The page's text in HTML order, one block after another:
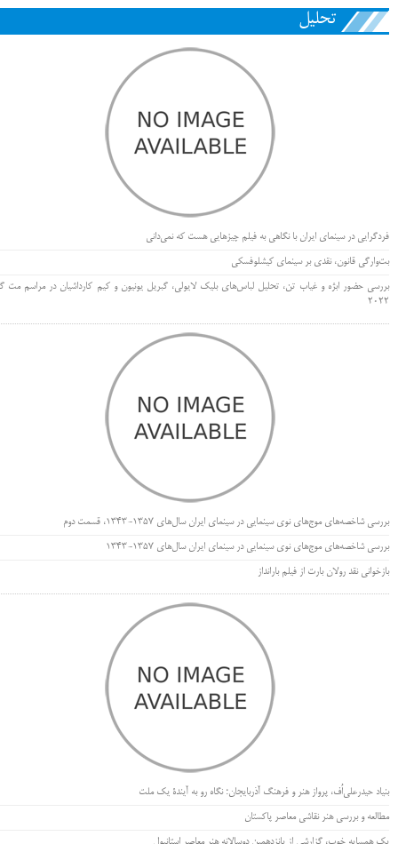
تحلیل
فردگرایی در سینمای ایران با نگاهی به فیلم چیزهایی هست که نمی‌دانی
بت‌وارگی قانون، نقدی بر سینمای کیشلوفسکی
بررسی حضور ابژه و غیاب تن، تحلیل لباس‌های بلیک لایولی، گبریل یونیون و کیم کارداشیان در مراسم مت
۲۰۲۲
بررسی شاخصه‌های موج‌های نوی سینمایی در سینمای ایران سال‌های 1357-1343، قسمت دوم
بررسی شاخصه‌های موج‌های نوی سینمایی در سینمای ایران سال‌های 1357-1343
بازخوانی نقد رولان بارت از فیلم بارانداز
بنیاد حیدرعلی‌اُف، پرواز هنر و فرهنگ آذربایجان؛ نگاه رو به آیندۀ یک ملت
مطالعه و بررسی هنر نقاشی معاصر پاکستان